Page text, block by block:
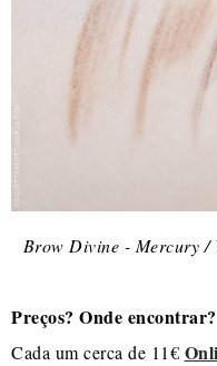
Brow Divine - Mercury /
Preços? Onde encontrar?
Cada um cerca de 11€